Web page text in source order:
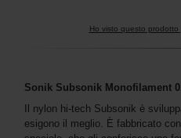
Ho visto questo prodotto
Sonik Subsonik Monofilament
Il nylon hi-tech Subsonik è
esigono il meglio. È fabbricato